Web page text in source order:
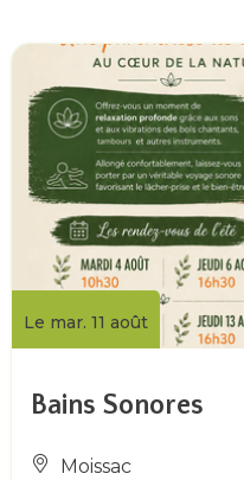
Le mar. 11 août
Bains Sonores
Moissac